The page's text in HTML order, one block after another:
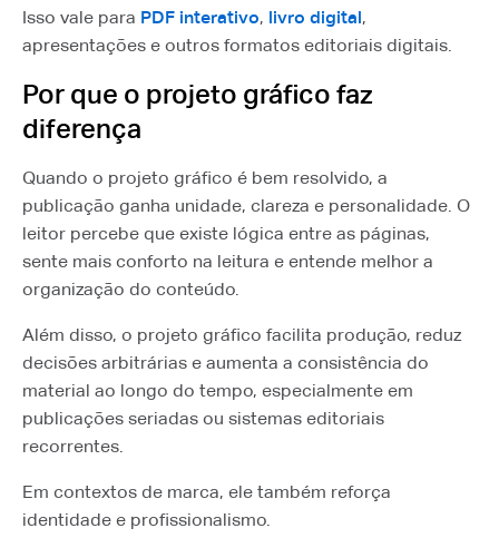
Isso vale para PDF interativo, livro digital,
apresentações e outros formatos editoriais digitais.
Por que o projeto gráfico faz
diferença
Quando o projeto gráfico é bem resolvido, a
publicação ganha unidade, clareza e personalidade. O
leitor percebe que existe lógica entre as páginas,
sente mais conforto na leitura e entende melhor a
organização do conteúdo.
Além disso, o projeto gráfico facilita produção, reduz
decisões arbitrárias e aumenta a consistência do
material ao longo do tempo, especialmente em
publicações seriadas ou sistemas editoriais
recorrentes.
Em contextos de marca, ele também reforça
identidade e profissionalismo.